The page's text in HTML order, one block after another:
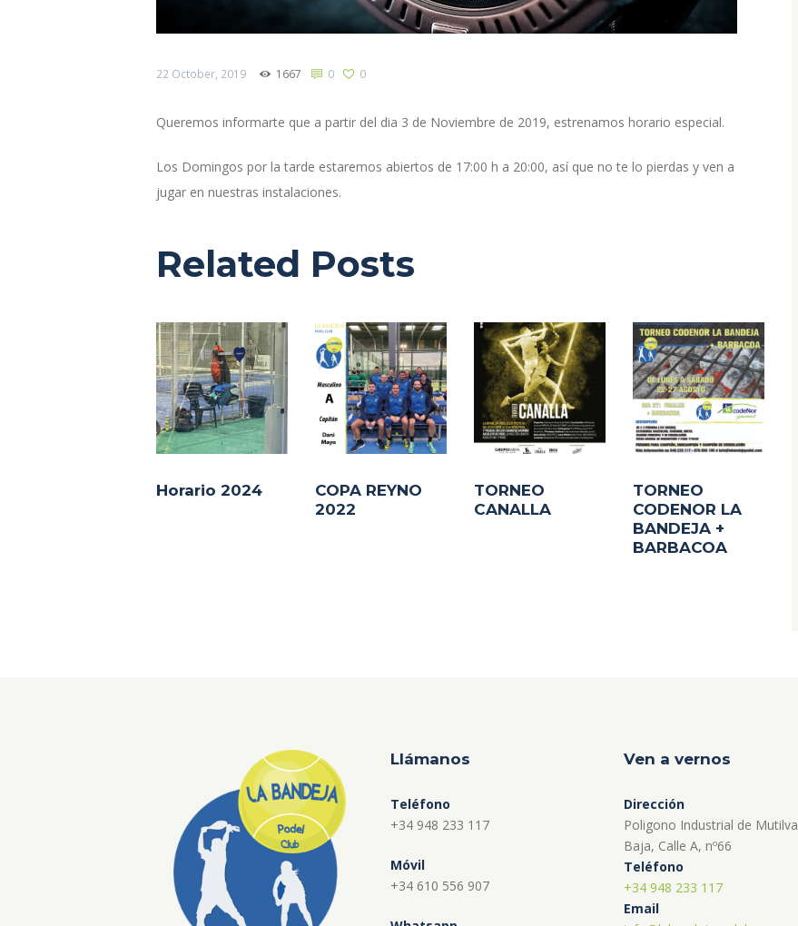
22 October, 2019 1667 0 0
Queremos informarte que a partir del dia 3 de Noviembre de 2019, estrenamos horario especial.
Los Domingos por la tarde estaremos abiertos de 17:00 h a 20:00, así que no te lo pierdas y ven a
jugar en nuestras instalaciones.
Related Posts
Horario 2024
COPA REYNO
2022
TORNEO
CANALLA
TORNEO
CODENOR LA
BANDEJA +
BARBACOA
Llámanos
Teléfono
+34 948 233 117
Móvil
+34 610 556 907
Ven a vernos
Dirección
Poligono Industrial de Mutilva
Baja, Calle A, nº66
Teléfono
+34 948 233 117
Email